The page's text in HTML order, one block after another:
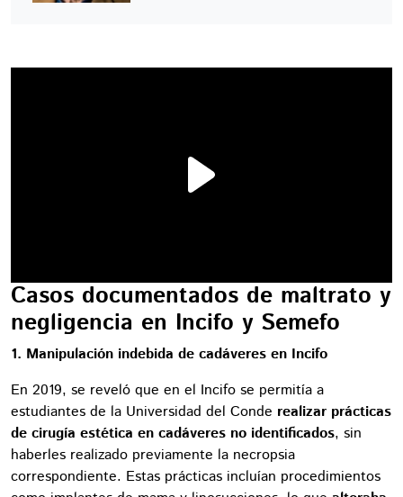
Casos documentados de maltrato y
negligencia en Incifo y Semefo
1. Manipulación indebida de cadáveres en Incifo
En 2019, se reveló que en el Incifo se permitía a
estudiantes de la Universidad del Conde realizar prácticas
de cirugía estética en cadáveres no identificados, sin
haberles realizado previamente la necropsia
correspondiente. Estas prácticas incluían procedimientos